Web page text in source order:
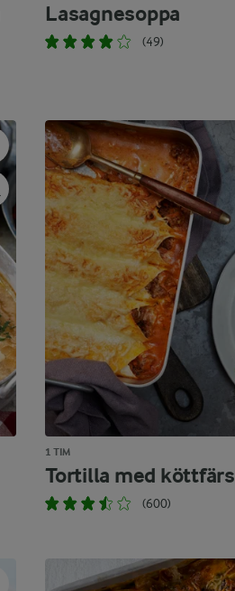
Lasagnesoppa
(49)
1 TIM
Tortilla med köttfärs
(600)